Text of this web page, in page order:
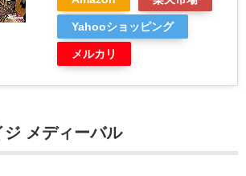
Yahooショッピング
メルカリ
メディーバル